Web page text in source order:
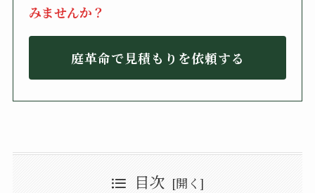
みませんか？
庭革命で見積もりを依頼する
目次